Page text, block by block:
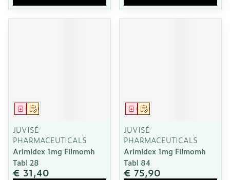
Op voorschrift
Geneesmiddel
JUVISÉ
PHARMACEUTICALS
Arimidex 1mg Filmomh
Tabl 28
€ 31,40
Op voorschrift
Geneesmiddel
JUVISÉ
PHARMACEUTICALS
Arimidex 1mg Filmomh
Tabl 84
€ 75,90